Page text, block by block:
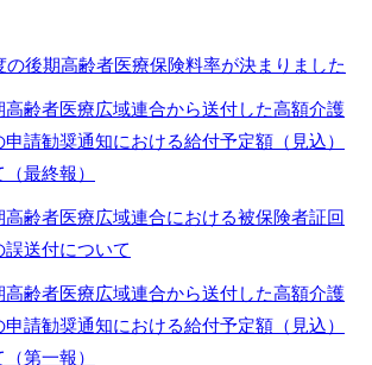
の後期高齢者医療保険料率が決まりました
高齢者医療広域連合から送付した高額介護
請勧奨通知における給付予定額（見込）
最終報）
高齢者医療広域連合における被保険者証回
誤送付について
高齢者医療広域連合から送付した高額介護
請勧奨通知における給付予定額（見込）
第一報）